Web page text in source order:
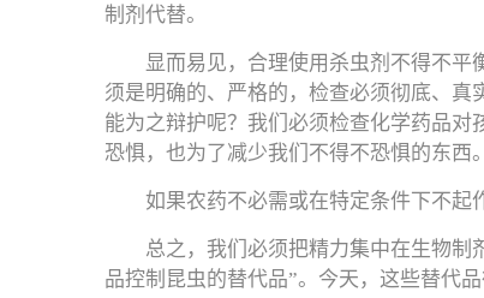
制剂代替。
显而易见，合理使用杀虫剂不得不
须是明确的、严格的，检查必须彻底、
能为之辩护呢？我们必须检查化学药品
恐惧，也为了减少我们不得不恐惧的东西。
如果农药不必需或在特定条件下不起
总之，我们必须把精力集中在生物制
品控制昆虫的替代品”。今天，这些替代